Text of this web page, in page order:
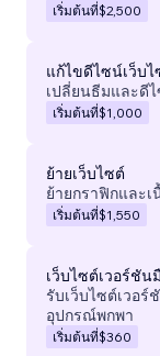
เริ่มต้นที่$2,500
แก้ไขดีไซน์เว็บไ
เปลี่ยนธีมและดี
เริ่มต้นที่$1,000
ย้ายเว็บไซต์
ย้ายกราฟิกและเ
เริ่มต้นที่$1,550
เว็บไซต์เวอร์ชัน
รับเว็บไซต์เวอ
อุปกรณ์พกพา
เริ่มต้นที่$360